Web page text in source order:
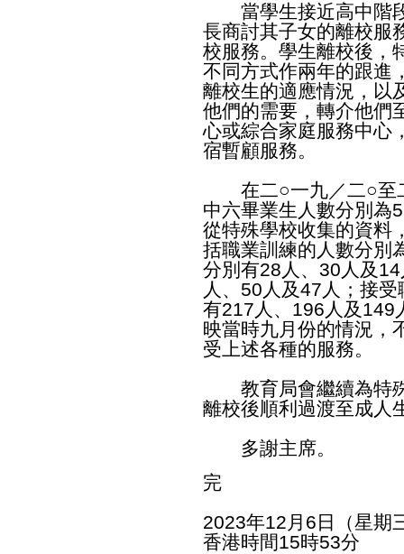
當學生接近高中階段
長商討其子女的離校服
校服務。學生離校後，
不同方式作兩年的跟進
離校生的適應情況，以
他們的需要，轉介他們
心或綜合家庭服務中心
宿暫顧服務。
在二○一九／二○至
中六畢業生人數分別為
從特殊學校收集的資料
括職業訓練的人數分別
分別有28人、30人及
人、50人及47人；接
有217人、196人及149
映當時九月份的情況，
受上述各種的服務。
教育局會繼續為特殊
離校後順利過渡至成人
多謝主席。
完
2023年12月6日（星期
香港時間15時53分